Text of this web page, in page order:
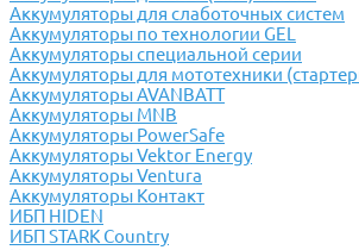
Аккумуляторы для слаботочных систем
Аккумуляторы по технологии GEL
Аккумуляторы специальной серии
Аккумуляторы для мототехники
Аккумуляторы AVANBATT
Аккумуляторы MNB
Аккумуляторы PowerSafe
Аккумуляторы Vektor Energy
Аккумуляторы Ventura
Аккумуляторы Контакт
ИБП HIDEN
ИБП STARK Country